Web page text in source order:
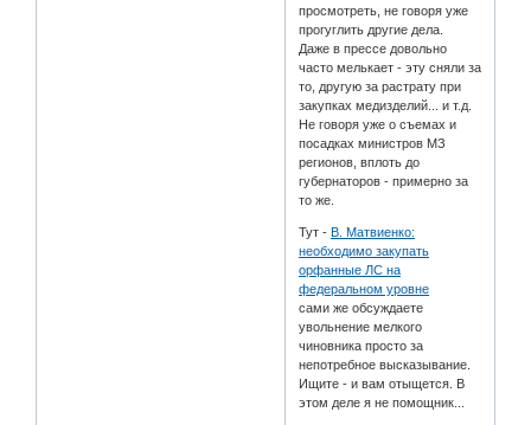
просмотреть, не говоря уже
прогуглить другие дела.
Даже в прессе довольно
часто мелькает - эту сняли за
то, другую за растрату при
закупках медизделий... и т.д.
Не говоря уже о съемах и
посадках министров МЗ
регионов, вплоть до
губернаторов - примерно за
то же.
Тут -В. Матвиенко:
необходимо закупать
орфанные ЛС на
федеральном уровне
сами же обсуждаете
увольнение мелкого
чиновника просто за
непотребное высказывание.
Ищите - и вам отыщется. В
этом деле я не помощник...